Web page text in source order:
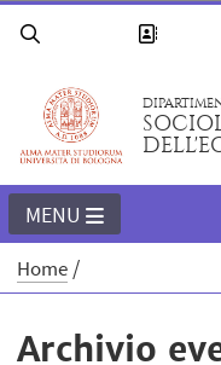
MENU
Home
Archivio